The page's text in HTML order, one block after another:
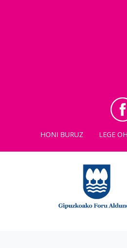
HONI BURUZ LEGE